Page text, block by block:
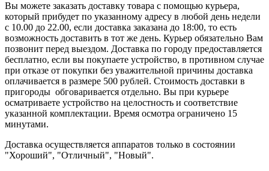
Вы можете заказать доставку товара с помощью курьера,
который прибудет по указанному адресу в любой день недели
с 10.00 до 22.00, если доставка заказана до 18:00, то есть
возможность доставить в тот же день. Курьер обязательно Вам
позвонит перед выездом. Доставка по городу предоставляется
бесплатно, если вы покупаете устройство, в противном случае
при отказе от покупки без уважительной причины доставка
оплачивается в размере 500 рублей. Стоимость доставки в
пригороды обговаривается отдельно. Вы при курьере
осматриваете устройство на целостность и соответствие
указанной комплектации. Время осмотра ограничено 15
минутами.
Доставка осуществляется аппаратов только в состоянии
"Хороший", "Отличный", "Новый".